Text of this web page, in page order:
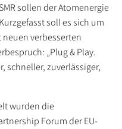
sollen der Atomenergie
soll es sich um
verbesserten
„Plug & Play.
schneller, zuverlässiger,
wurden die
Forum der EU-